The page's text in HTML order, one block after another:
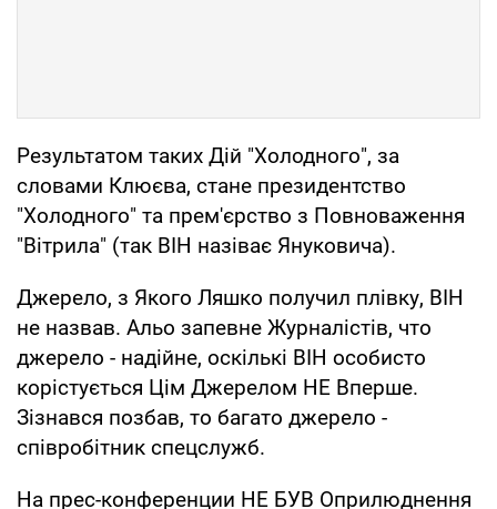
Результатом таких Дій "Холодного", за
словами Клюєва, стане президентство
"Холодного" та прем'єрство з Повноваження
"Вітрила" (так ВІН назіває Януковича).
Джерело, з Якого Ляшко получил плівку, ВІН
не назвав. Альо запевне Журналістів, что
джерело - надійне, оскількі ВІН особисто
корістується Цім Джерелом НЕ Вперше.
Зізнався позбав, то багато джерело -
співробітник спецслужб.
На прес-конференции НЕ БУВ Оприлюднення